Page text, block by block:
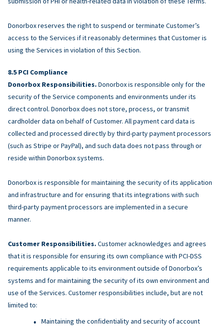
Donorbox reserves the right to suspend or terminate Customer’s
access to the Services if it reasonably determines that Customer is
using the Services in violation of this Section.
PCI Compliance
Donorbox Responsibilities. Donorbox is responsible only for the
security of the Service components and environments under its
direct control. Donorbox does not store, process, or transmit
cardholder data on behalf of Customer. All payment card data is
collected and processed directly by third-party payment processors
(such as Stripe or PayPal), and such data does not pass through or
reside within Donorbox systems.
Donorbox is responsible for maintaining the security of its application
and infrastructure and for ensuring that its integrations with such
third-party payment processors are implemented in a secure
manner.
Customer Responsibilities. Customer acknowledges and agrees
that it is responsible for ensuring its own compliance with PCI-DSS
requirements applicable to its environment outside of Donorbox’s
systems and for maintaining the security of its own environment and
use of the Services. Customer responsibilities include, but are not
limited to:
Maintaining the confidentiality and security of account